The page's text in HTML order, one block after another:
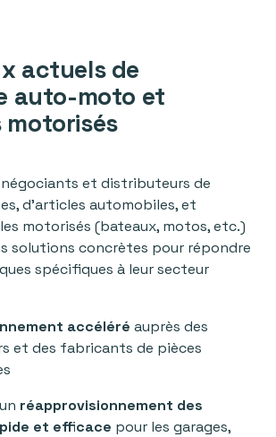
actuels de
auto-moto et
motorisés
et distributeurs de
d'articles automobiles, et
motorisés (bateaux, motos, etc.)
solutions concrètes pour répondre
spécifiques à leur secteur
accéléré auprès des
et des fabricants de pièces
réapprovisionnement des
et efficace pour les garages,